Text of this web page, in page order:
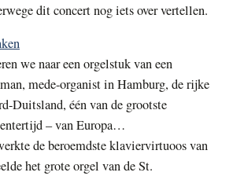
dit concert nog iets over vertellen.
we naar een orgelstuk van een
mede-organist in Hamburg, de rijke
Duitsland, één van de grootste
– van Europa…
de beroemdste klaviervirtuoos van
het grote orgel van de St.